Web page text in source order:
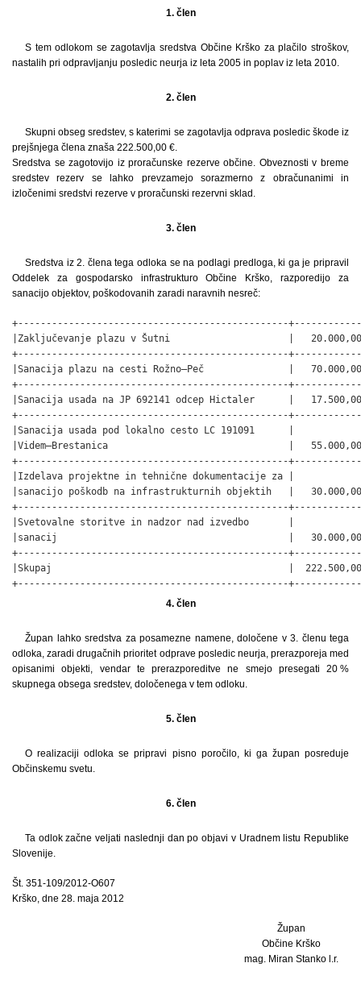
1. člen
S tem odlokom se zagotavlja sredstva Občine Krško za plačilo stroškov,
nastalih pri odpravljanju posledic neurja iz leta 2005 in poplav iz leta 2010.
2. člen
Skupni obseg sredstev, s katerimi se zagotavlja odprava posledic škode iz
prejšnjega člena znaša 222.500,00 €.
Sredstva se zagotovijo iz proračunske rezerve občine. Obveznosti v breme
sredstev rezerv se lahko prevzamejo sorazmerno z obračunanimi in
izločenimi sredstvi rezerve v proračunski rezervni sklad.
3. člen
Sredstva iz 2. člena tega odloka se na podlagi predloga, ki ga je pripravil
Oddelek za gospodarsko infrastrukturo Občine Krško, razporedijo za
sanacijo objektov, poškodovanih zaradi naravnih nesreč:
+------------------------------------------------
|Zaključevanje plazu v Šutni                     |
+------------------------------------------------
|Sanacija plazu na cesti Rožno–Peč               |
+------------------------------------------------
|Sanacija usada na JP 692141 odcep Hictaler      |
+------------------------------------------------
|Sanacija usada pod lokalno cesto LC 191091      |
|Videm–Brestanica                                |
+------------------------------------------------
|Izdelava projektne in tehnične dokumentacije za |
|sanacijo poškodb na infrastrukturnih objektih   |
+------------------------------------------------
|Svetovalne storitve in nadzor nad izvedbo       |
|sanacij                                         |
+------------------------------------------------
|Skupaj                                          |
+------------------------------------------------
4. člen
Župan lahko sredstva za posamezne namene, določene v 3. členu tega
odloka, zaradi drugačnih prioritet odprave posledic neurja, prerazporeja med
opisanimi objekti, vendar te prerazporeditve ne smejo presegati 20 %
skupnega obsega sredstev, določenega v tem odloku.
5. člen
O realizaciji odloka se pripravi pisno poročilo, ki ga župan posreduje
Občinskemu svetu.
6. člen
Ta odlok začne veljati naslednji dan po objavi v Uradnem listu Republike
Slovenije.
Št. 351-109/2012-O607
Krško, dne 28. maja 2012
Župan
Občine Krško
mag. Miran Stanko l.r.